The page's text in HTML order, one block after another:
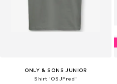
ONLY & SONS JUNIOR
Shirt 'OSJFred'